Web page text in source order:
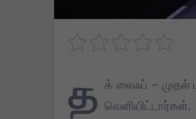
த க் லைஃப் – முதல்
வெளியிட்டார்கள்.